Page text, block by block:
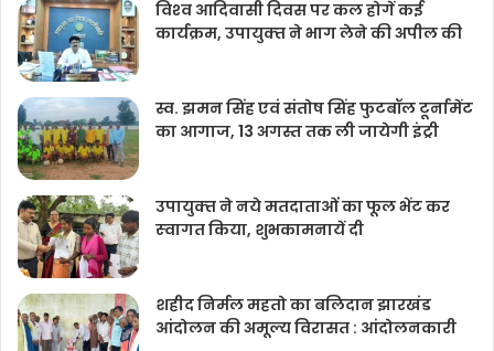
विश्‍व आदिवासी दिवस पर कल होगें कई
कार्यक्रम, उपायुक्‍त ने भाग लेने की अपील की
स्व. झमन सिंह एवं संतोष सिंह फुटबॉल टूर्नामेंट
का आगाज, 13 अगस्त तक ली जायेगी इंट्री
उपायुक्‍त ने नये मतदाताओंं का फूल भेंट कर
स्‍वागत किया, शुभकामनायें दी
शहीद निर्मल महतो का बलिदान झारखंड
आंदोलन की अमूल्य विरासत : आंदोलनकारी